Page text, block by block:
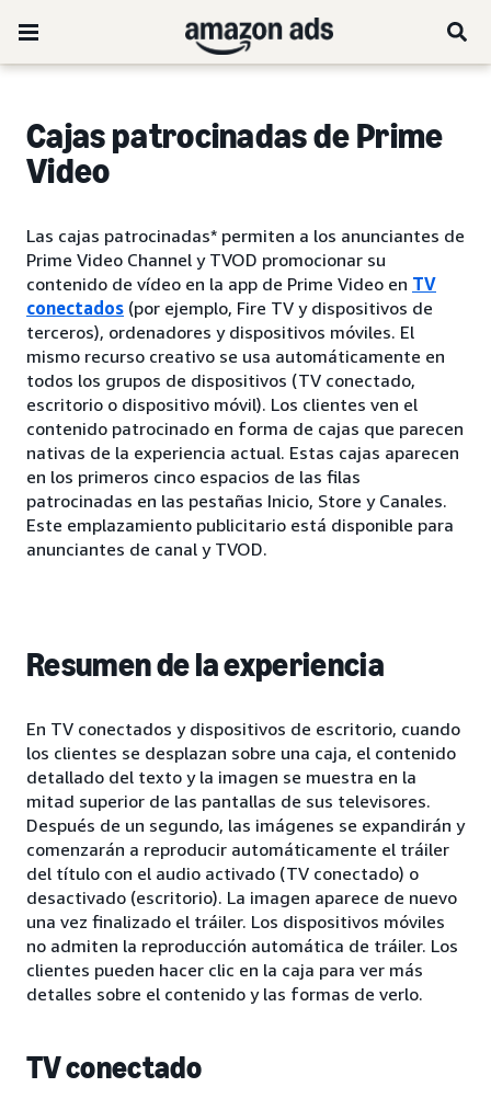
Cajas patrocinadas de Prime
Video
Las cajas patrocinadas* permiten a los anunciantes de
Prime Video Channel y TVOD promocionar su
contenido de vídeo en la app de Prime Video en TV
conectados (por ejemplo, Fire TV y dispositivos de
terceros), ordenadores y dispositivos móviles. El
mismo recurso creativo se usa automáticamente en
todos los grupos de dispositivos (TV conectado,
escritorio o dispositivo móvil). Los clientes ven el
contenido patrocinado en forma de cajas que parecen
nativas de la experiencia actual. Estas cajas aparecen
en los primeros cinco espacios de las filas
patrocinadas en las pestañas Inicio, Store y Canales.
Este emplazamiento publicitario está disponible para
anunciantes de canal y TVOD.
Resumen de la experiencia
En TV conectados y dispositivos de escritorio, cuando
los clientes se desplazan sobre una caja, el contenido
detallado del texto y la imagen se muestra en la
mitad superior de las pantallas de sus televisores.
Después de un segundo, las imágenes se expandirán y
comenzarán a reproducir automáticamente el tráiler
del título con el audio activado (TV conectado) o
desactivado (escritorio). La imagen aparece de nuevo
una vez finalizado el tráiler. Los dispositivos móviles
no admiten la reproducción automática de tráiler. Los
clientes pueden hacer clic en la caja para ver más
detalles sobre el contenido y las formas de verlo.
TV conectado